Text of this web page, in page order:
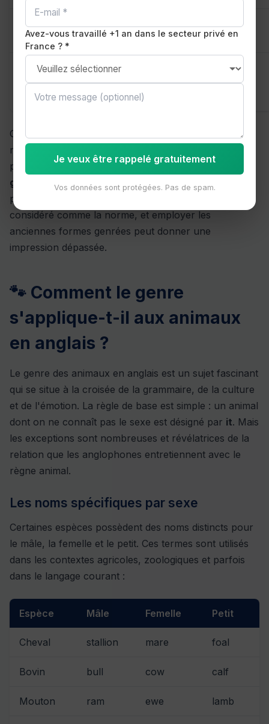
mankind
humankindou
humanity
l'humanité
manpower
workforce
human
resources
d'oeuvre
Cette évolution n'est pas seulement une question de
mode ou de politique. Elle reflète une transformation
profonde de la société anglophone vers l'égalité des
genres
gender equality ). Dans le monde
professionnel, utiliser des formes neutres est
considéré comme la norme, et employer les
anciennes formes genrées peut donner une
impression dépassée.
🐾 Comment le genre
s'applique-t-il aux animaux
en anglais ?
Le genre des animaux en anglais est un sujet fascinant
qui se situe à la croisée de la grammaire, de la culture
et de l'émotion. La règle de base est simple : un animal
dont on ne connaît pas le sexe est désigné par it. Mais
les exceptions sont nombreuses et révélatrices de la
relation que les anglophones entretiennent avec le
règne animal.
Les noms spécifiques par sexe
Certaines espèces possèdent des noms distincts pour
le mâle, la femelle et le petit. Ces termes sont utilisés
dans les contextes agricoles, zoologiques et parfois
dans le langage courant :
Espèce Mâle Femelle Petit
Cheval stallion mare foal
Bovin bull cow calf
Mouton ram ewe lamb
Avez-vous travaillé +1 an dans le secteur privé en
France ? *
Je veux être rappelé gratuitement
Vos données sont protégées. Pas de spam.